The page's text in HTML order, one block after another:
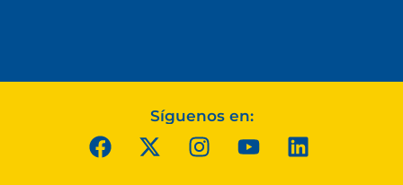
Síguenos en: